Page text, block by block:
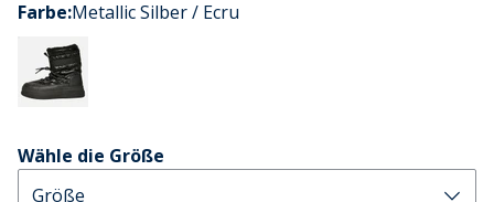
Farbe:Metallic Silber / Ecru
Wähle die Größe